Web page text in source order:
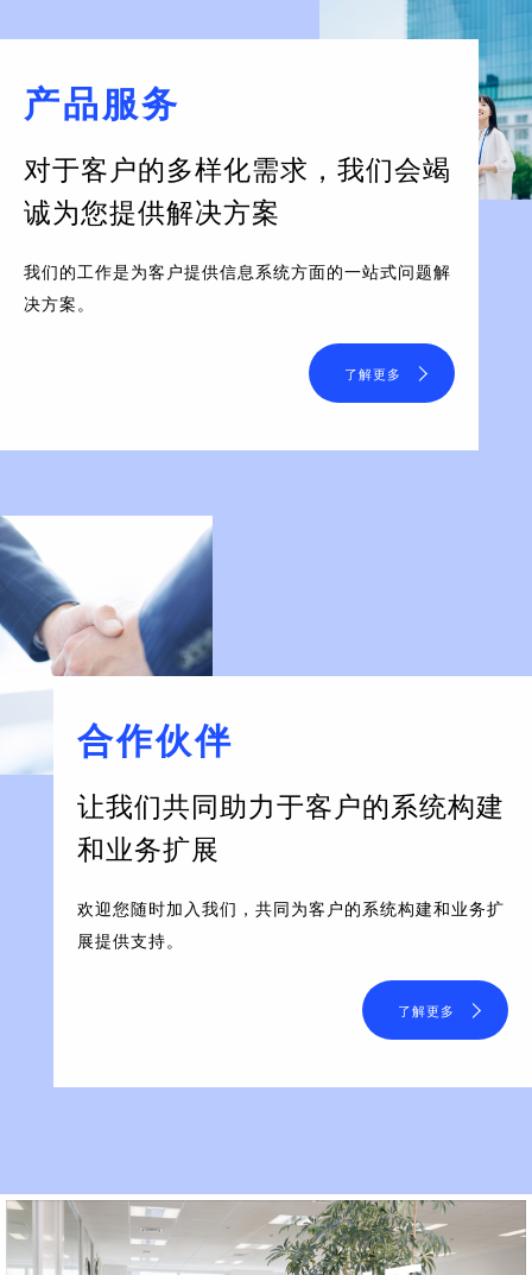
产品服务
对于客户的多样化需求， 我们会竭
诚为您提供解决方案
我们的工作是为客户提供信息系统方面的一站式问题解
决方案。
了解更多
合作伙伴
让我们共同助力于客户的系统构建
和业务扩展
欢迎您随时加入我们，共同为客户的系统构建和业务扩
展提供支持。
了解更多